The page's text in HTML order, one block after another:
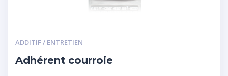
ADDITIF / ENTRETIEN
Adhérent courroie